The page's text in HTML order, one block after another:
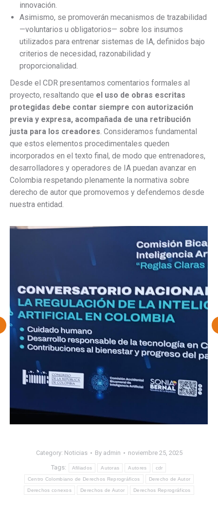
innovación.
Asimismo, se promoverán mecanismos de trazabilidad
—voluntarios u obligatorios— sobre los insumos
utilizados para entrenar sistemas de IA, definidos bajo
criterios de necesidad, razonabilidad y
proporcionalidad.
Desde el CDR presentamos comentarios formales al
proyecto, resaltando que el uso de obras escritas
protegidas debe contar siempre con autorización
previa y expresa, acompañada de una retribución
justa para los creadores. Consideramos fundamental
que estos elementos procedimentales queden
incorporados en el texto final, de modo que entrenadores,
desarrolladores y operadores de IA puedan avanzar en
Colombia respetando plenamente la normativa sobre
derecho de autor que promovemos y defendemos desde
nuestra entidad.
Category: Noticias By admin noviembre 25, 2025
Tags: Afiliados Autoras Autores cdr
Centro Colombiano de Derechos Reprográficos Derecho de Autor
Derechos conexos Derechos de Autor Derechos Reprográficos